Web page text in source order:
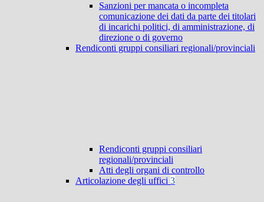
Sanzioni per mancata o incompleta
comunicazione dei dati da parte dei titolari
di incarichi politici, di amministrazione, di
direzione o di governo
Rendiconti gruppi consiliari regionali/provinciali
Rendiconti gruppi consiliari
regionali/provinciali
Atti degli organi di controllo
Articolazione degli uffici 3